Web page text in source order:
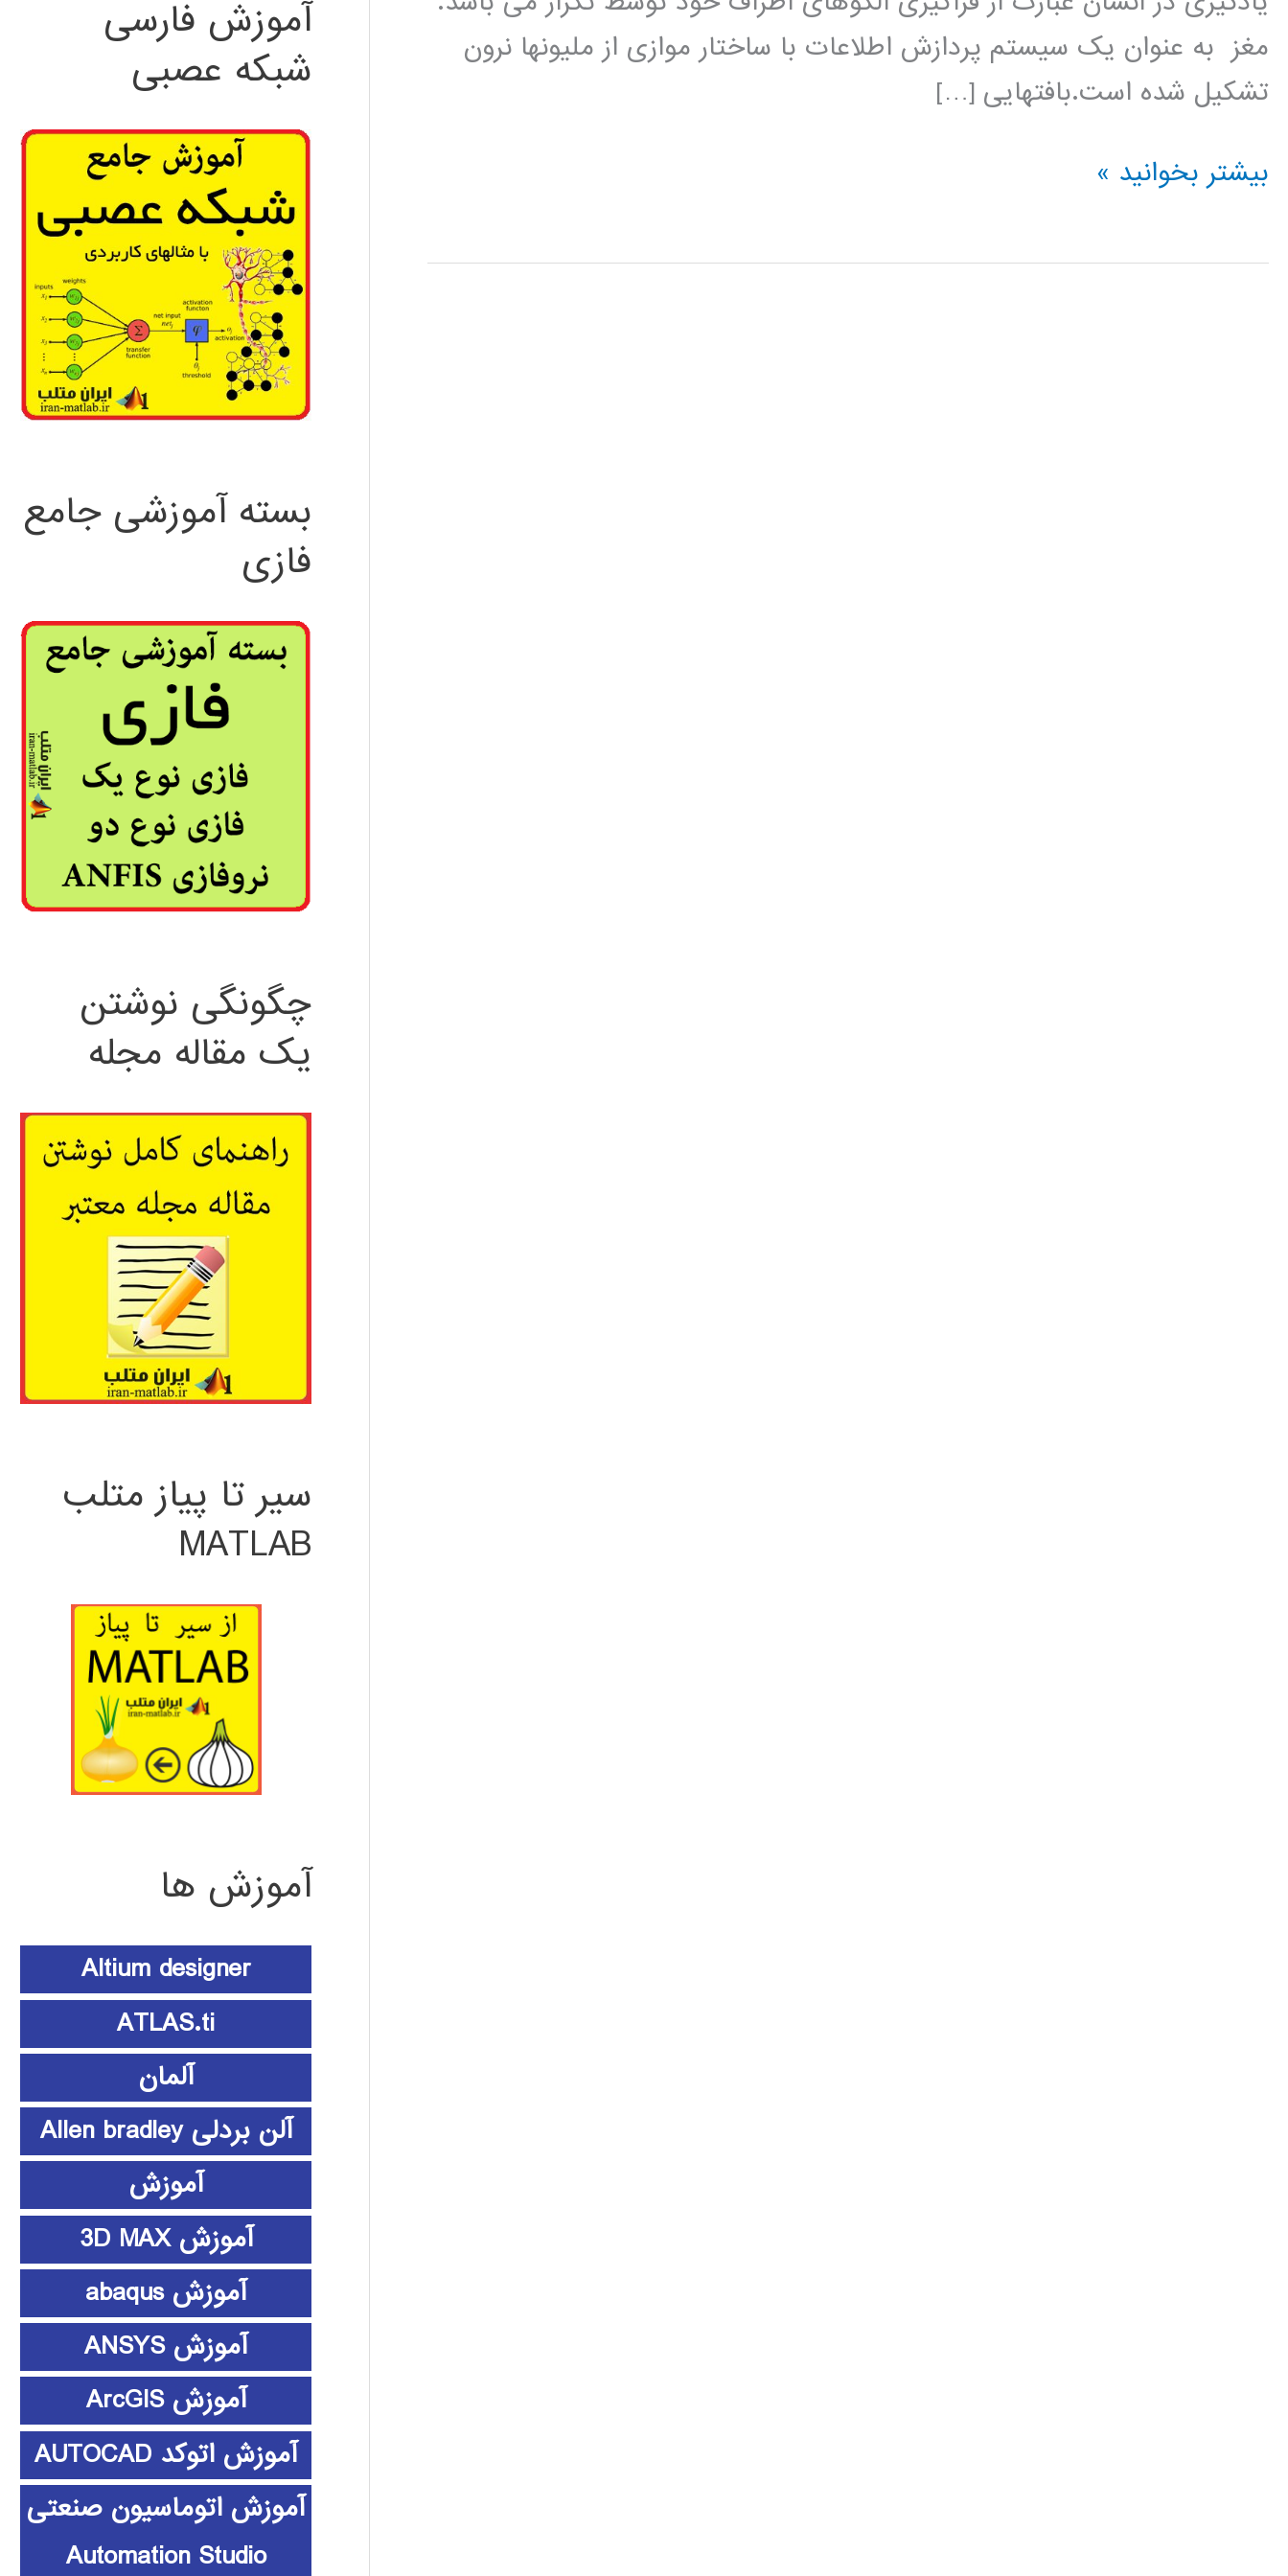
مغز به عنوان یک سیستم پردازش اطلاعات با ساختار موازی از ملیونها نرون
تشکیل شده است.بافتهایی […]
شبکه
1
بیشتر بخوانید »
آموزش فارسی
شبکه عصبی
بسته آموزشی جامع
فازی
چگونگی نوشتن
یک مقاله مجله
سیر تا پیاز متلب
MATLAB
آموزش ها
Altium designer
ATLAS.ti
آلمان
آلن بردلی Allen bradley
آموزش
آموزش 3D MAX
آموزش abaqus
آموزش ANSYS
آموزش ArcGIS
آموزش اتوکد AUTOCAD
آموزش اتوماسیون صنعتی
Automation Studio